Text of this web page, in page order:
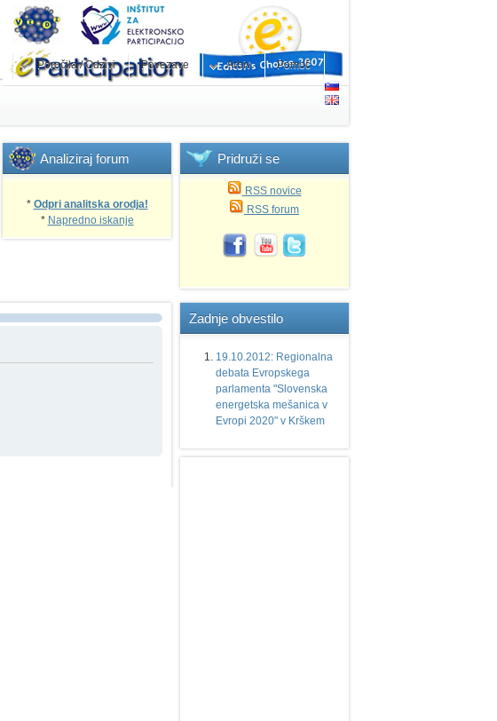
Poročila / Odzivi Povezave Arhiv Pomoč
Analiziraj forum
* Odpri analitska orodja!
* Napredno iskanje
Pridruži se
RSS novice
RSS forum
Zadnje obvestilo
19.10.2012: Regionalna
debata Evropskega
parlamenta "Slovenska
energetska mešanica v
Evropi 2020" v Krškem